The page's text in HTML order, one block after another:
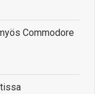
Commodore